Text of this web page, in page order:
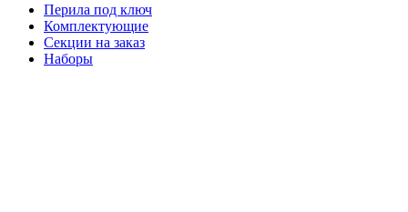
Перила под ключ
Комплектующие
Секции на заказ
Наборы